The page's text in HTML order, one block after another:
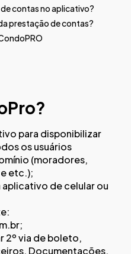
contas no aplicativo?
prestação de contas?
para disponibilizar
os usuários
(moradores,
etc.);
de celular ou
;
2º via de boleto,
Documentações,